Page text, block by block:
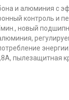
и алюминия с
контроль и
новый
пылезащитная